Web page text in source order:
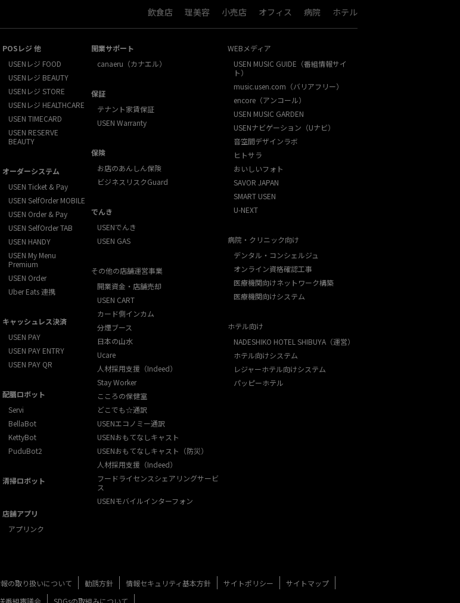
飲食店 理美容 小売店 オフィス 病院 ホテル
POSレジ 他
USENレジ FOOD
USENレジ BEAUTY
USENレジ STORE
USENレジ HEALTHCARE
USEN TIMECARD
USEN RESERVE
BEAUTY
オーダーシステム
USEN Ticket & Pay
USEN SelfOrder MOBILE
USEN Order & Pay
USEN SelfOrder TAB
USEN HANDY
USEN My Menu
Premium
USEN Order
Uber Eats 連携
キャッシュレス決済
USEN PAY
USEN PAY ENTRY
USEN PAY QR
配膳ロボット
Servi
BellaBot
KettyBot
PuduBot2
清掃ロボット
店舗アプリ
アプリンク
開業サポート
canaeru（カナエル）
保証
テナント家賃保証
USEN Warranty
保険
お店のあんしん保険
ビジネスリスクGuard
でんき
USENでんき
USEN GAS
その他の店舗運営事業
開業資金・店舗売却
USEN CART
カード側インカム
分煙ブース
日本の山水
Ucare
人材採用支援（Indeed）
Stay Worker
こころの保健室
どこでも☆通訳
USENエコノミー通訳
USENおもてなしキャスト
USENおもてなしキャスト（防災）
人材採用支援（Indeed）
フードライセンスシェアリングサービ
ス
USENモバイルインターフォン
WEBメディア
USEN MUSIC GUIDE（番組情報サイ
ト）
music.usen.com（バリアフリー）
encore（アンコール）
USEN MUSIC GARDEN
USENナビゲーション（Uナビ）
音空間デザインラボ
ヒトサラ
おいしいフォト
SAVOR JAPAN
SMART USEN
U-NEXT
病院・クリニック向け
デンタル・コンシェルジュ
オンライン資格確認工事
医療機関向けネットワーク構築
医療機関向けシステム
ホテル向け
NADESHIKO HOTEL SHIBUYA（運営）
ホテル向けシステム
レジャーホテル向けシステム
パッピーホテル
の取り扱いについて 勧誘方針 情報セキュリティ基本方針 サイトポリシー
サイトマップ
番組審議会
SDGsの取組みについて